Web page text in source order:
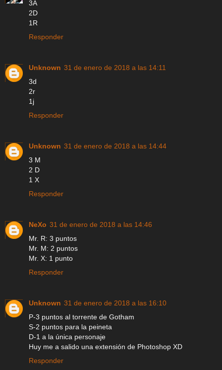
3A
2D
1R
Responder
Unknown 31 de enero de 2018 a las 14:11
3d
2r
1j
Responder
Unknown 31 de enero de 2018 a las 14:44
3 M
2 D
1 X
Responder
NeXo 31 de enero de 2018 a las 14:46
Mr. R: 3 puntos
Mr. M: 2 puntos
Mr. X: 1 punto
Responder
Unknown 31 de enero de 2018 a las 16:10
P-3 puntos al torrente de Gotham
S-2 puntos para la peineta
D-1 a la única personaje
Huy me a salido una extensión de Photoshop XD
Responder